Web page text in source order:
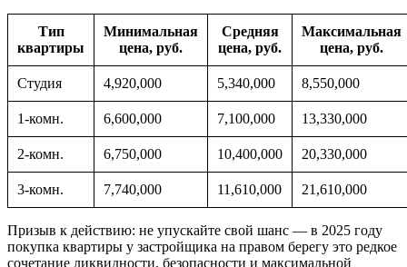
Тип
квартиры
Минимальная
цена, руб.
Средняя
цена, руб.
Максимальная
цена, руб.
Студия 4,920,000 5,340,000 8,550,000
1-комн. 6,600,000 7,100,000 13,330,000
2-комн. 6,750,000 10,400,000 20,330,000
3-комн. 7,740,000 11,610,000 21,610,000
Призыв к действию: не упускайте свой шанс — в 2025 году
покупка квартиры у застройщика на правом берегу это редкое
сочетание ликвидности, безопасности и максимальной